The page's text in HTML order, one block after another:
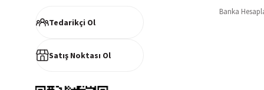
%100 müşteri memnuniyeti odaklı ve güvenilir hizmet anlayışı
Tedarikçi Ol
Satış Noktası Ol
Banka